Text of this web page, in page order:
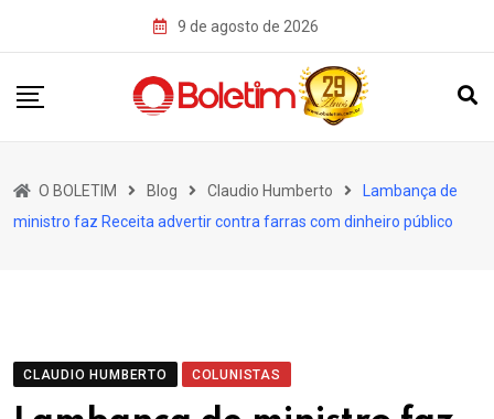
9 de agosto de 2026
O BOLETIM Blog Claudio Humberto
Lambança de
ministro faz Receita advertir contra farras com dinheiro público
CLAUDIO HUMBERTO COLUNISTAS